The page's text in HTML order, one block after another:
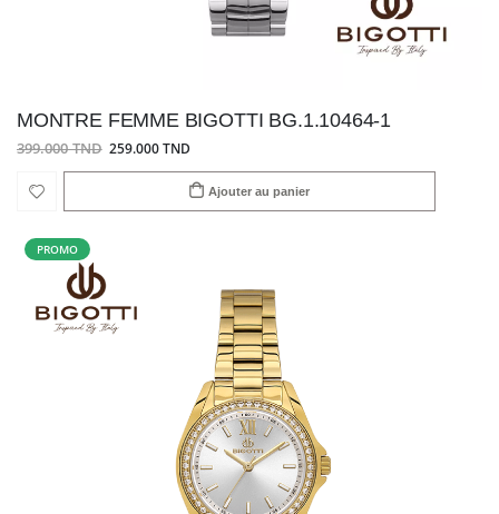
MONTRE FEMME BIGOTTI BG.1.10464-1
399.000 TND 259.000 TND
Ajouter au panier
PROMO